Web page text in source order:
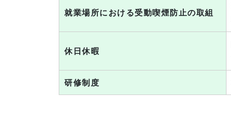
就業場所における受動喫煙防止の取組
休日休暇
研修制度